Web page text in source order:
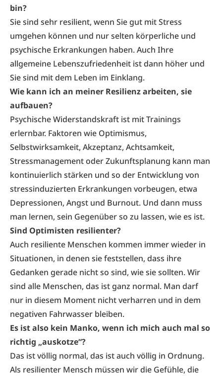
bin?
Sie sind sehr resilient, wenn Sie gut mit Stress
umgehen können und nur selten körperliche und
psychische Erkrankungen haben. Auch Ihre
allgemeine Lebenszufriedenheit ist dann höher und
Sie sind mit dem Leben im Einklang.
Wie kann ich an meiner Resilienz arbeiten, sie
aufbauen?
Psychische Widerstandskraft ist mit Trainings
erlernbar. Faktoren wie Optimismus,
Selbstwirksamkeit, Akzeptanz, Achtsamkeit,
Stressmanagement oder Zukunftsplanung kann man
kontinuierlich stärken und so der Entwicklung von
stressinduzierten Erkrankungen vorbeugen, etwa
Depressionen, Angst und Burnout. Und dann muss
man lernen, sein Gegenüber so zu lassen, wie es ist.
Sind Optimisten resilienter?
Auch resiliente Menschen kommen immer wieder in
Situationen, in denen sie feststellen, dass ihre
Gedanken gerade nicht so sind, wie sie sollten. Wir
sind alle Menschen, das ist ganz normal. Man darf
nur in diesem Moment nicht verharren und in dem
negativen Fahrwasser bleiben.
Es ist also kein Manko, wenn ich mich auch mal so
richtig „auskotze“?
Das ist völlig normal, das ist auch völlig in Ordnung.
Als resilienter Mensch müssen wir die Gefühle, die